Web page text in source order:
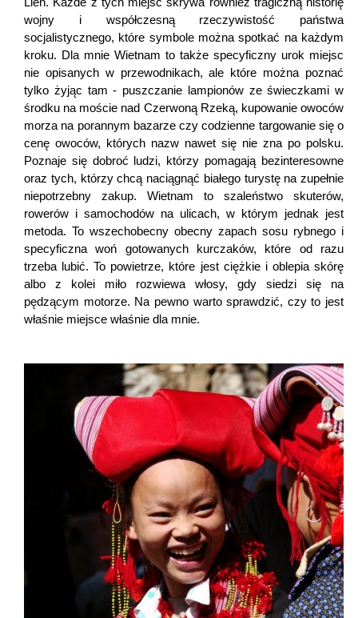
wojny i współczesną rzeczywistość państwa
socjalistycznego, które symbole można spotkać na każdym
kroku. Dla mnie Wietnam to także specyficzny urok miejsc
nie opisanych w przewodnikach, ale które można poznać
tylko żyjąc tam - puszczanie lampionów ze świeczkami w
środku na moście nad Czerwoną Rzeką, kupowanie owoców
morza na porannym bazarze czy codzienne targowanie się o
cenę owoców, których nazw nawet się nie zna po polsku.
Poznaje się dobroć ludzi, którzy pomagają bezinteresowne
oraz tych, którzy chcą naciągnąć białego turystę na zupełnie
niepotrzebny zakup. Wietnam to szaleństwo skuterów,
rowerów i samochodów na ulicach, w którym jednak jest
metoda. To wszechobecny obecny zapach sosu rybnego i
specyficzna woń gotowanych kurczaków, które od razu
trzeba lubić. To powietrze, które jest ciężkie i oblepia skórę
albo z kolei miło rozwiewa włosy, gdy siedzi się na
pędzącym motorze. Na pewno warto sprawdzić, czy to jest
właśnie miejsce właśnie dla mnie.